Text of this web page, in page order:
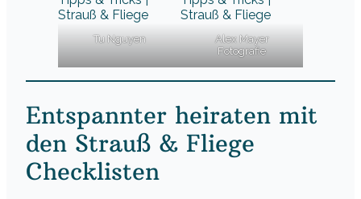
Tu Nguyen
Alex Mayer
Fotografie
Entspannter heiraten mit
den Strauß & Fliege
Checklisten